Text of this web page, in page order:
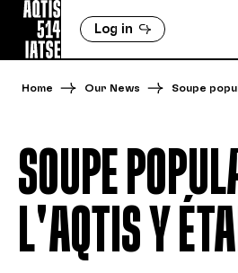
Log in
Home Our News Soupe
SOUPE
L'AQTIS Y